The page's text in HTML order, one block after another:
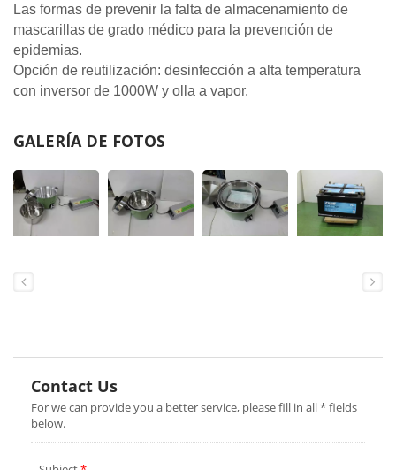
Las formas de prevenir la falta de almacenamiento de
mascarillas de grado médico para la prevención de
epidemias.
Opción de reutilización: desinfección a alta temperatura
con inversor de 1000W y olla a vapor.
GALERÍA DE FOTOS